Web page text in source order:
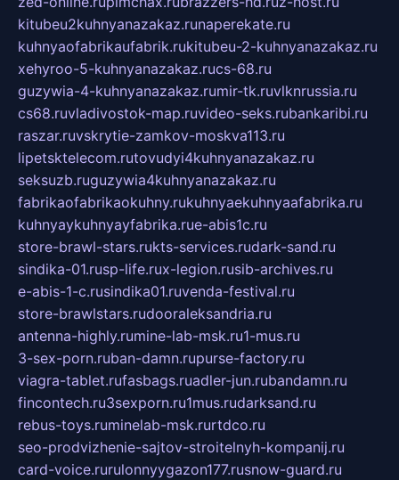
kitubeu2kuhnyanazakaz.runaperekate.ru
kuhnyaofabrikaufabrik.rukitubeu-2-kuhnyanazakaz.ru
xehyroo-5-kuhnyanazakaz.rucs-68.ru
guzywia-4-kuhnyanazakaz.rumir-tk.ruvlknrussia.ru
cs68.ruvladivostok-map.ruvideo-seks.rubankaribi.ru
raszar.ruvskrytie-zamkov-moskva113.ru
lipetsktelecom.rutovudyi4kuhnyanazakaz.ru
seksuzb.ruguzywia4kuhnyanazakaz.ru
fabrikaofabrikaokuhny.rukuhnyaekuhnyaafabrika.ru
kuhnyaykuhnyayfabrika.rue-abis1c.ru
store-brawl-stars.rukts-services.rudark-sand.ru
sindika-01.rusp-life.rux-legion.rusib-archives.ru
e-abis-1-c.rusindika01.ruvenda-festival.ru
store-brawlstars.rudooraleksandria.ru
antenna-highly.rumine-lab-msk.ru1-mus.ru
3-sex-porn.ruban-damn.rupurse-factory.ru
viagra-tablet.rufasbags.ruadler-jun.rubandamn.ru
fincontech.ru3sexporn.ru1mus.rudarksand.ru
rebus-toys.ruminelab-msk.rurtdco.ru
seo-prodvizhenie-sajtov-stroitelnyh-kompanij.ru
card-voice.rurulonnyygazon177.rusnow-guard.ru